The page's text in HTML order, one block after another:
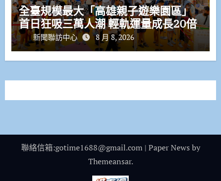
全臺規模最大「高雄親子遊樂園區」
首日狂吸三萬人潮 輕軌運量成長20倍
新聞聯訪中心 8 月 8, 2026
聯絡信箱:gotime1688@gmail.com | Paper News by
Themeansar.